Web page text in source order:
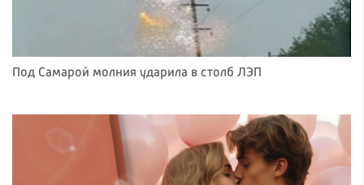
Под Самарой молния ударила в столб ЛЭП